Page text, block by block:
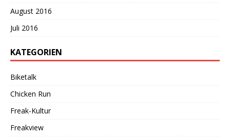
August 2016
Juli 2016
KATEGORIEN
Biketalk
Chicken Run
Freak-Kultur
Freakview